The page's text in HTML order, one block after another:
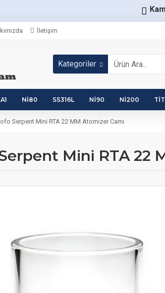
İletişim
Kategoriler
NI80 SS316L NI90 NI200
Serpent Mini RTA 22 MM Atomizer Camı
Mini RTA 22